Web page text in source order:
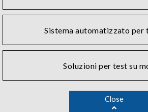
Sistema automatizzato per
Soluzioni per test su
Close